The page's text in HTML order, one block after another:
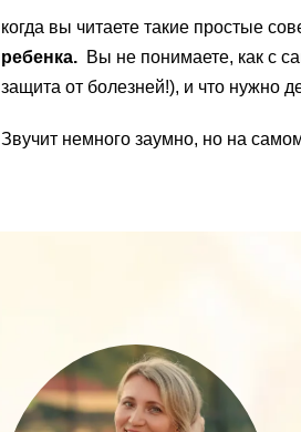
когда вы читаете такие простые
ребенка. Вы не понимаете, как с
защита от болезней!), и что нужно
Звучит немного заумно, но на